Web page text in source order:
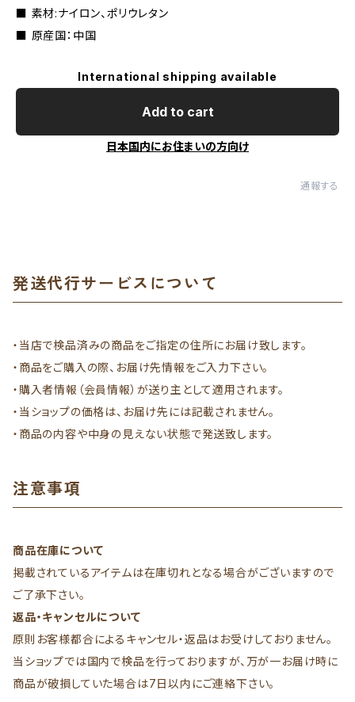
■ 素材:ナイロン、ポリウレタン
■ 原産国：中国
International shipping available
Add to cart
日本国内にお住まいの方向け
通報する
発送代行サービスについて
・当店で検品済みの商品をご指定の住所にお届け致します。
・商品をご購入の際、お届け先情報をご入力下さい。
・購入者情報（会員情報）が送り主として適用されます。
・当ショップの価格は、お届け先には記載されません。
・商品の内容や中身の見えない状態で発送致します。
注意事項
商品在庫について
掲載されているアイテムは在庫切れとなる場合がございますので
ご了承下さい。
返品・キャンセルについて
原則お客様都合によるキャンセル・返品はお受けしておりません。
当ショップでは国内で検品を行っておりますが、万が一お届け時に
商品が破損していた場合は7日以内にご連絡下さい。